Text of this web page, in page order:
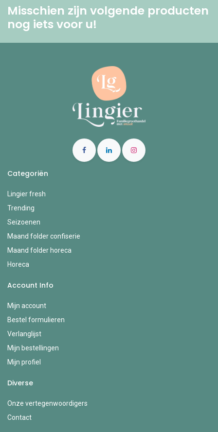
Misschien zijn volgende producten
nog iets voor u! ​
Categoriën
Lingier fresh
Trending
Seizoenen
Maand folder confiserie
Maand folder horeca
Horeca
Account Info
Mijn account
Bestel formulieren
Verlanglijst
Mijn bestellingen
Mijn profiel
Diverse
Onze vertegenwoordigers
Contact